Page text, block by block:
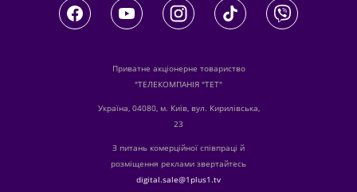
Приватне акціонерне товариство
"ТЕЛЕКОМПАНІЯ "ТЕТ"
Україна, 04080, м. Київ, вул. Кирилівська,
23
З питань комерційної співпраці й
розміщення реклами звертайтесь
digital.sale@1plus1.tv